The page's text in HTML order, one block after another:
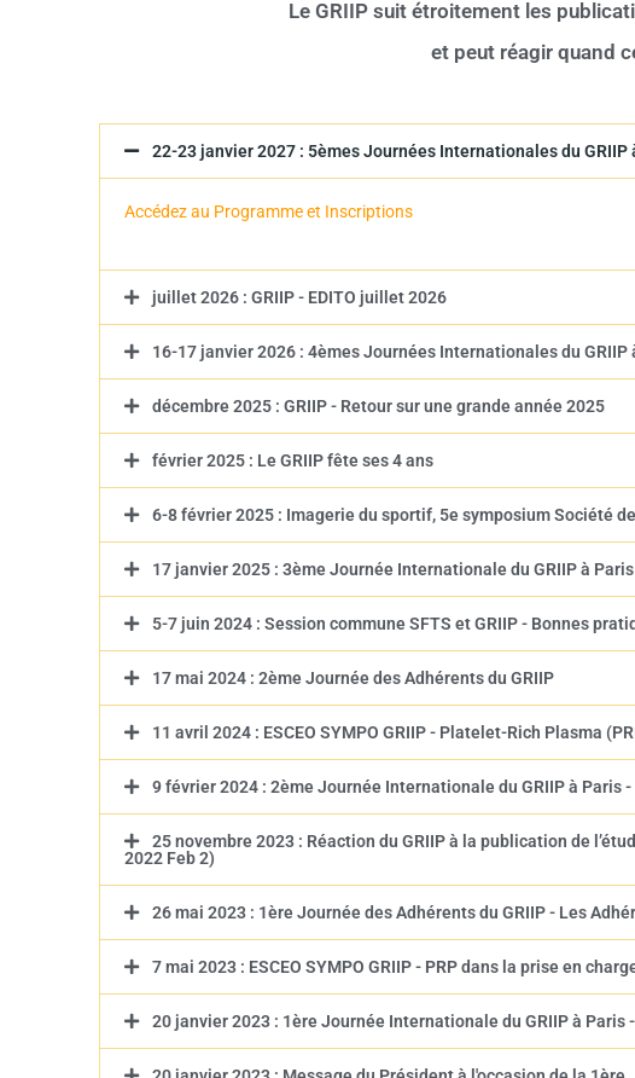
Le GRIIP suit étroitement les
et peut réagir quand
22-23 janvier 2027 : 5èmes Journées Internationales du GRIIP à
Accédez au Programme et Inscriptions
juillet 2026 : GRIIP - EDITO juillet 2026
16-17 janvier 2026 : 4èmes Journées Internationales du GRIIP à
décembre 2025 : GRIIP - Retour sur une grande année 2025
février 2025 : Le GRIIP fête ses 4 ans
6-8 février 2025 : Imagerie du sportif, 5e symposium Société
17 janvier 2025 : 3ème Journée Internationale du GRIIP à Paris
5-7 juin 2024 : Session commune SFTS et GRIIP - Bonnes
17 mai 2024 : 2ème Journée des Adhérents du GRIIP
11 avril 2024 : ESCEO SYMPO GRIIP - Platelet-Rich Plasma
9 février 2024 : 2ème Journée Internationale du GRIIP à Paris -
25 novembre 2023 : Réaction du GRIIP à la publication de
2022 Feb 2)
26 mai 2023 : 1ère Journée des Adhérents du GRIIP - Les
7 mai 2023 : ESCEO SYMPO GRIIP - PRP dans la prise en
20 janvier 2023 : 1ère Journée Internationale du GRIIP à